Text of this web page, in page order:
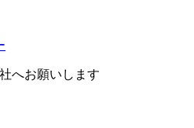
へお願いします